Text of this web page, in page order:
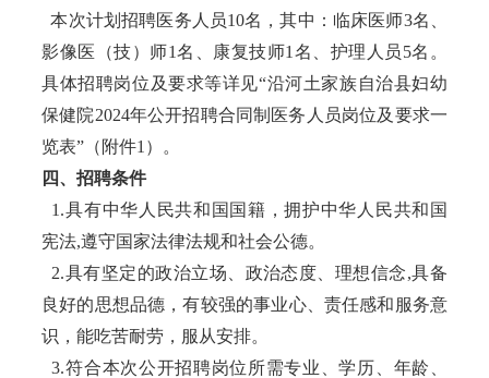
本次计划招聘医务人员10名，其中：临床医师3名、
影像医（技）师1名、康复技师1名、护理人员5名。
具体招聘岗位及要求等详见“沿河土家族自治县妇幼
保健院2024年公开招聘合同制医务人员岗位及要求一
览表”（附件1）。
四、招聘条件
1.具有中华人民共和国国籍，拥护中华人民共和国
宪法,遵守国家法律法规和社会公德。
2.具有坚定的政治立场、政治态度、理想信念,具备
良好的思想品德，有较强的事业心、责任感和服务意
识，能吃苦耐劳，服从安排。
3.符合本次公开招聘岗位所需专业、学历、年龄、